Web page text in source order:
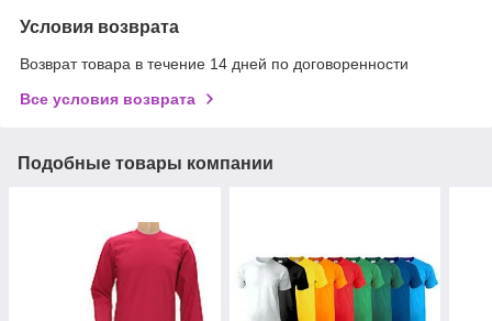
Условия возврата
Возврат товара в течение 14 дней по договоренности
Все условия возврата
Подобные товары компании